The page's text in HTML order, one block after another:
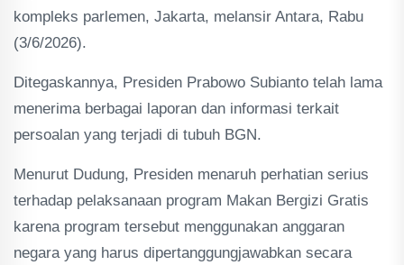
kompleks parlemen, Jakarta, melansir Antara, Rabu
(3/6/2026).
Ditegaskannya, Presiden Prabowo Subianto telah lama
menerima berbagai laporan dan informasi terkait
persoalan yang terjadi di tubuh BGN.
Menurut Dudung, Presiden menaruh perhatian serius
terhadap pelaksanaan program Makan Bergizi Gratis
karena program tersebut menggunakan anggaran
negara yang harus dipertanggungjawabkan secara